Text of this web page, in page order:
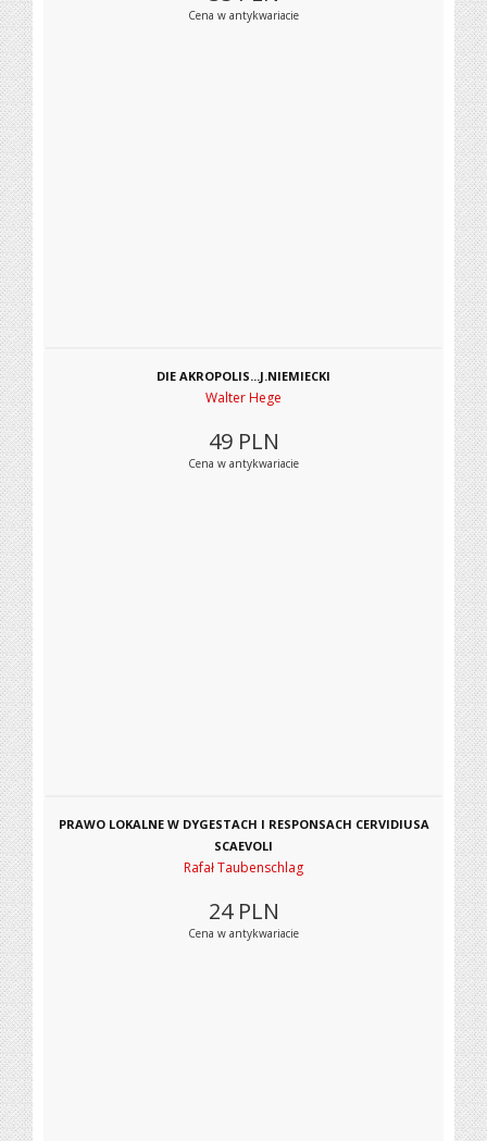
Cena w antykwariacie
DIE AKROPOLIS...J.NIEMIECKI
Walter Hege
49 PLN
Cena w antykwariacie
PRAWO LOKALNE W DYGESTACH I RESPONSACH CERVIDIUSA
SCAEVOLI
Rafał Taubenschlag
24 PLN
Cena w antykwariacie